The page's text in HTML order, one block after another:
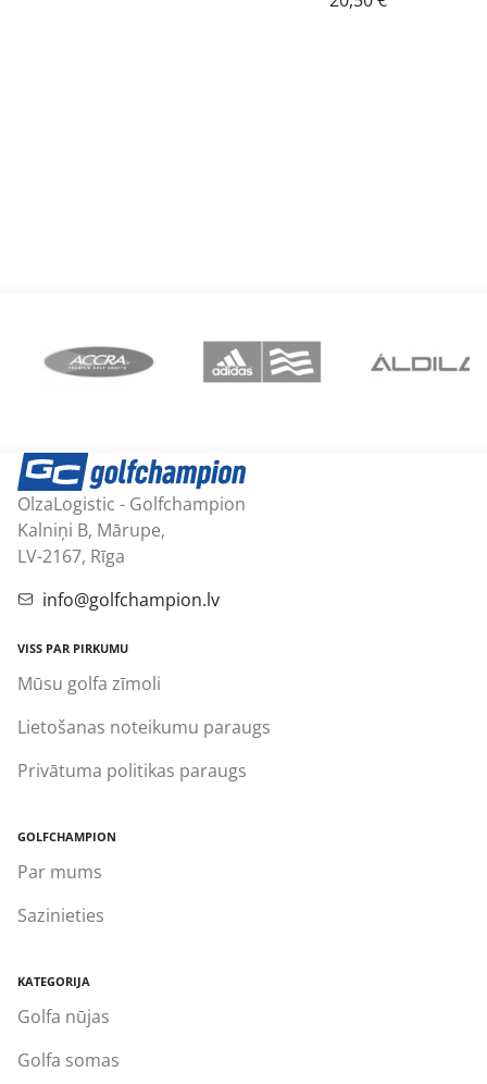
OlzaLogistic - Golfchampion
Kalniņi B, Mārupe,
LV-2167, Rīga
info@golfchampion.lv
VISS PAR PIRKUMU
Mūsu golfa zīmoli
Lietošanas noteikumu paraugs
Privātuma politikas paraugs
GOLFCHAMPION
Par mums
Sazinieties
KATEGORIJA
Golfa nūjas
Golfa somas